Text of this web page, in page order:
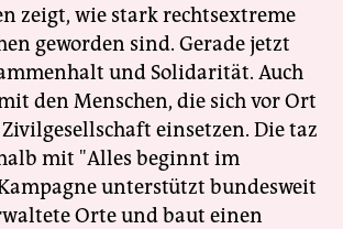
zeigt, wie stark rechtsextreme
geworden sind. Gerade jetzt
und Solidarität. Auch
den Menschen, die sich vor Ort
einsetzen. Die taz
mit "Alles beginnt im
unterstützt bundesweit
Orte und baut einen